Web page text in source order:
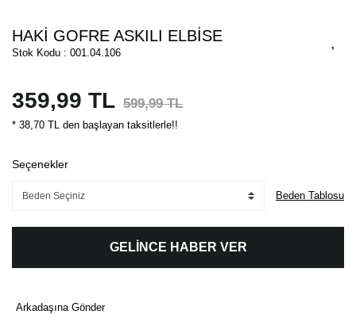
HAKİ GOFRE ASKILI ELBİSE
Stok Kodu : 001.04.106
359,99 TL 599,99 TL
* 38,70 TL den başlayan taksitlerle!!
Seçenekler
Beden Tablosu
GELİNCE HABER VER
Arkadaşına Gönder